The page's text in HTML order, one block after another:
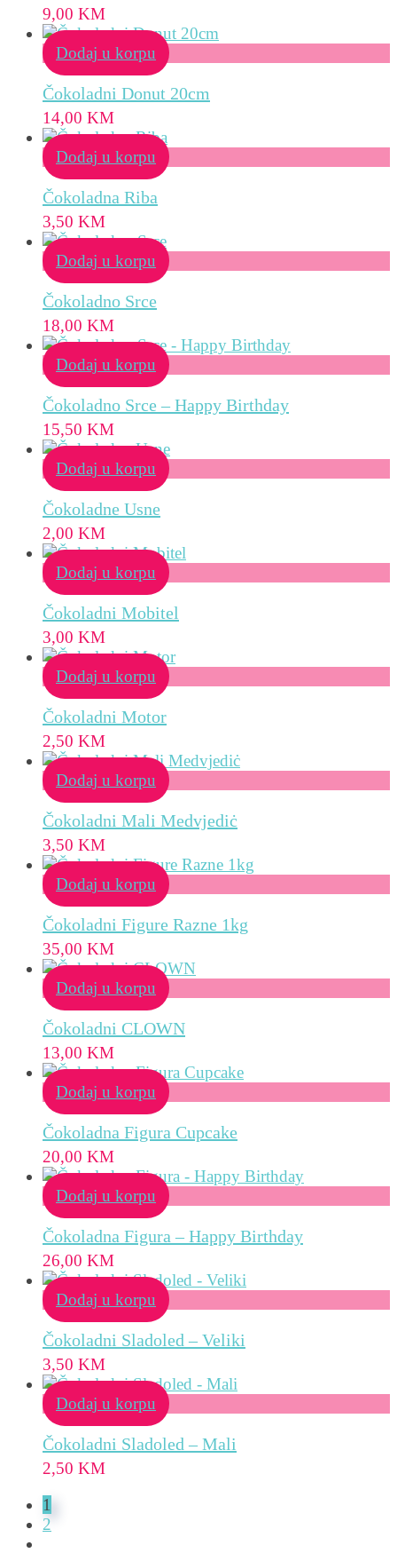
9,00 KM
Dodaj u korpu
Čokoladni Donut 20cm
14,00 KM
Dodaj u korpu
Čokoladna Riba
3,50 KM
Dodaj u korpu
Čokoladno Srce
18,00 KM
Dodaj u korpu
Čokoladno Srce – Happy Birthday
15,50 KM
Dodaj u korpu
Čokoladne Usne
2,00 KM
Dodaj u korpu
Čokoladni Mobitel
3,00 KM
Dodaj u korpu
Čokoladni Motor
2,50 KM
Dodaj u korpu
Čokoladni Mali Medvjediċ
3,50 KM
Dodaj u korpu
Čokoladni Figure Razne 1kg
35,00 KM
Dodaj u korpu
Čokoladni CLOWN
13,00 KM
Dodaj u korpu
Čokoladna Figura Cupcake
20,00 KM
Dodaj u korpu
Čokoladna Figura – Happy Birthday
26,00 KM
Dodaj u korpu
Čokoladni Sladoled – Veliki
3,50 KM
Dodaj u korpu
Čokoladni Sladoled – Mali
2,50 KM
1
2